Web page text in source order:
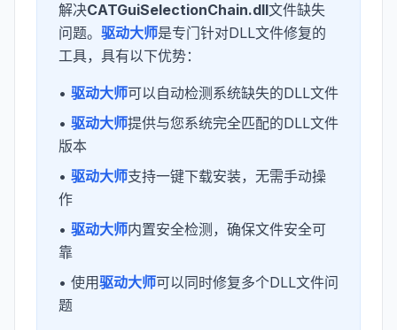
解决CATGuiSelectionChain.dll文件缺失
问题。 驱动大师是专门针对DLL文件修复的
工具，具有以下优势：
• 驱动大师可以自动检测系统缺失的DLL文件
• 驱动大师提供与您系统完全匹配的DLL文件
版本
• 驱动大师支持一键下载安装，无需手动操
作
• 驱动大师内置安全检测，确保文件安全可
靠
• 使用驱动大师可以同时修复多个DLL文件问
题